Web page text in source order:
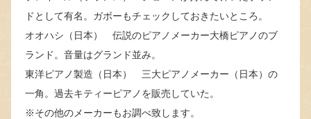
ドとして有名。ガボーもチェックしておきたいところ。
オオハシ（日本） 伝説のピアノメーカー大橋ピアノのブ
ランド。音量はグランド並み。
東洋ピアノ製造（日本） 三大ピアノメーカー（日本）の
一角。過去キティーピアノを販売していた。
※その他のメーカーもお調べ致します。